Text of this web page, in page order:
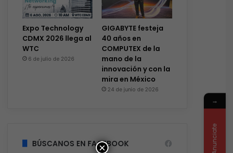
Expo Technology
CDMX 2026 llega al
WTC
6 de julio de 2026
GIGABYTE festeja
40 años en
COMPUTEX de la
mano de la
innovación y con la
mira en México
24 de junio de 2026
BÚSCANOS EN FACEBOOK
×
→
Anunciate